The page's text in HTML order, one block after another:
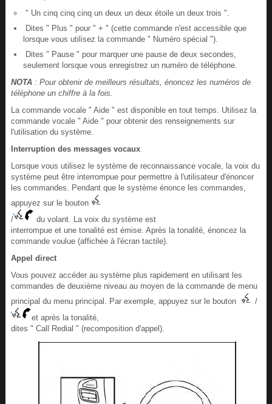
" Un cinq cinq cinq un deux un deux étoile un deux trois ".
Dites " Plus " pour " + " (cette commande n'est accessible que
lorsque vous utilisez la commande " Numéro spécial ").
Dites " Pause " pour marquer une pause de deux secondes,
seulement lorsque vous enregistrez un numéro de téléphone.
NOTA: Pour obtenir de meilleurs résultats, énoncez les numéros de
téléphone un chiffre à la fois.
La commande vocale " Aide " est disponible en tout temps. Utilisez la
commande vocale " Aide " pour obtenir des renseignements sur
l'utilisation du système.
Interruption des messages vocaux
Lorsque vous utilisez le système de reconnaissance vocale, la voix du
système peut être interrompue pour permettre à l'utilisateur d'énoncer
les commandes. Pendant que le système énonce les commandes,
appuyez sur le bouton
/
du volant. La voix du système est
interrompue et une tonalité est émise. Après la tonalité, énoncez la
commande voulue (affichée à l'écran tactile).
Appel direct
Vous pouvez accéder au système plus rapidement en utilisant les
commandes de deuxième niveau au moyen de la commande de menu
principal du menu principal. Par exemple, appuyez sur le bouton
/
et après la tonalité,
dites " Call Redial " (recomposition d'appel).